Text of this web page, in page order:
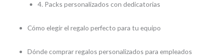
4. Packs personalizados con dedicatorias
Cómo elegir el regalo perfecto para tu equipo
Dónde comprar regalos personalizados para empleados